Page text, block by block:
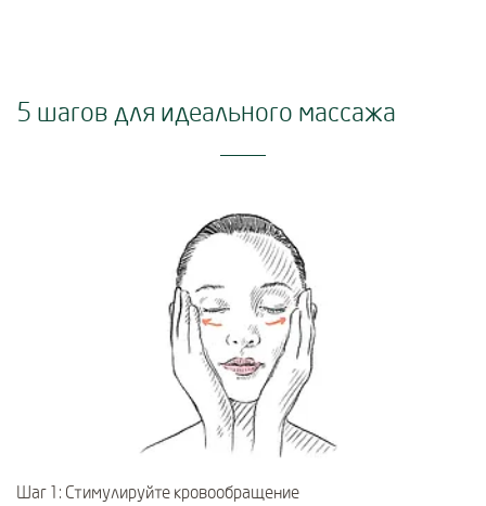
5 шагов для идеального массажа
Use Next and Previous buttons to navigate, or jump to a slide
Шаг 1: Стимулируйте кровообращение